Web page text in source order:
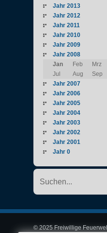
Jahr 2013
Jahr 2012
Jahr 2011
Jahr 2010
Jahr 2009
Jahr 2008
Jan
Feb Mrz
Jul
Aug Sep
Jahr 2007
Jahr 2006
Jahr 2005
Jahr 2004
Jahr 2003
Jahr 2002
Jahr 2001
Jahr 0
© 2025 Freiwillige